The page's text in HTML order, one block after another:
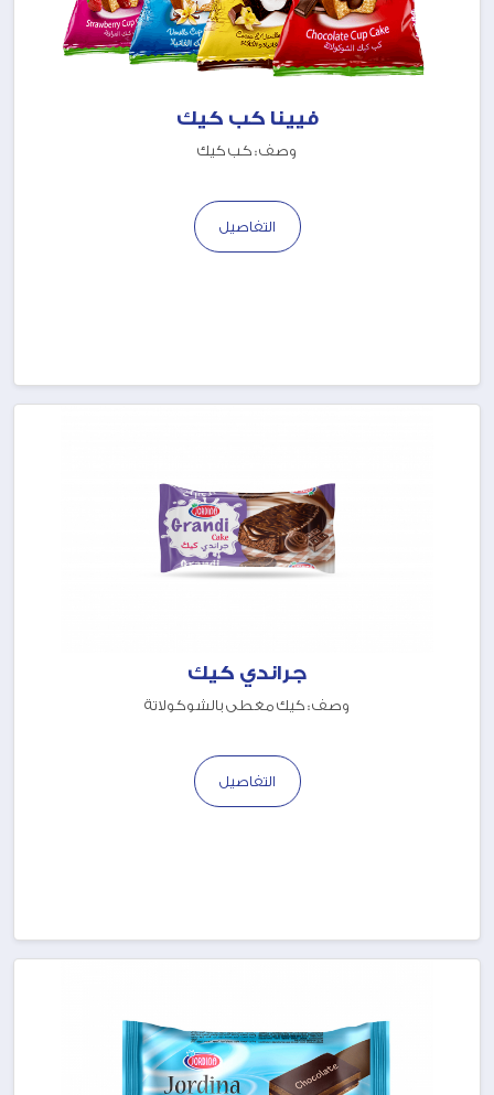
فيينا كب كيك
وصف : كب كيك
التفاصيل
جراندي كيك
وصف : كيك مغطى بالشوكولاتة
التفاصيل